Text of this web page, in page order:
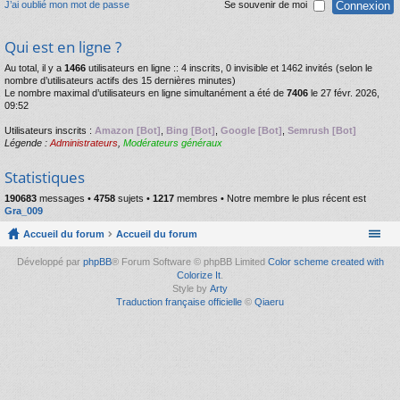
J’ai oublié mon mot de passe Se souvenir de moi
Qui est en ligne ?
Au total, il y a 1466 utilisateurs en ligne :: 4 inscrits, 0 invisible et 1462 invités (selon le
nombre d’utilisateurs actifs des 15 dernières minutes)
Le nombre maximal d’utilisateurs en ligne simultanément a été de 7406 le 27 févr. 2026,
09:52
Utilisateurs inscrits : Amazon [Bot] Bing [Bot] Google [Bot] Semrush [Bot]
Légende : Administrateurs Modérateurs généraux
Statistiques
190683 messages • 4758 sujets • 1217 membres • Notre membre le plus récent est
Gra_009
Accueil du forum Accueil du forum
Développé par phpBB® Forum Software © phpBB Limited Color scheme created with
Colorize It.
Style by Arty
Traduction française officielle © Qiaeru